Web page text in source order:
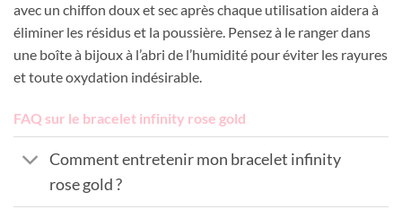
avec un chiffon doux et sec après chaque utilisation aidera à
éliminer les résidus et la poussière. Pensez à le ranger dans
une boîte à bijoux à l’abri de l’humidité pour éviter les rayures
et toute oxydation indésirable.
FAQ sur le bracelet infinity rose gold
Comment entretenir mon bracelet infinity
rose gold ?